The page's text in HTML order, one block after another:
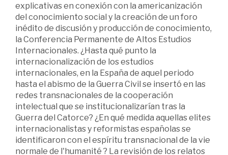
explicativas en conexión con la americanización
del conocimiento social y la creación de un foro
inédito de discusión y producción de conocimiento,
la Conferencia Permanente de Altos Estudios
Internacionales. ¿Hasta qué punto la
internacionalización de los estudios
internacionales, en la España de aquel periodo
hasta el abismo de la Guerra Civil se insertó en las
redes transnacionales de la cooperación
intelectual que se institucionalizarían tras la
Guerra del Catorce? ¿En qué medida aquellas elites
internacionalistas y reformistas españolas se
identificaron con el espíritu transnacional de la vie
normale de l'humanité ? La revisión de los relatos